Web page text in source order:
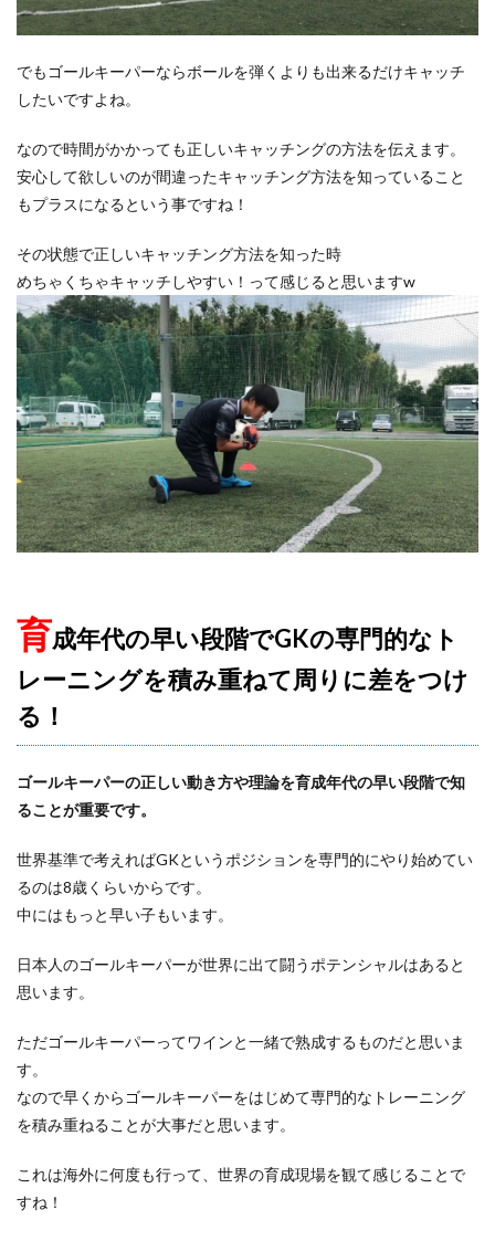
でもゴールキーパーならボールを弾くよりも出来るだけキャッチ
したいですよね。
なので時間がかかっても正しいキャッチングの方法を伝えます。
安心して欲しいのが間違ったキャッチング方法を知っていること
もプラスになるという事ですね！
その状態で正しいキャッチング方法を知った時
めちゃくちゃキャッチしやすい！って感じると思いますw
育成年代の早い段階でGKの専門的なト
レーニングを積み重ねて周りに差をつけ
る！
ゴールキーパーの正しい動き方や理論を育成年代の早い段階で知
ることが重要です。
世界基準で考えればGKというポジションを専門的にやり始めてい
るのは8歳くらいからです。
中にはもっと早い子もいます。
日本人のゴールキーパーが世界に出て闘うポテンシャルはあると
思います。
ただゴールキーパーってワインと一緒で熟成するものだと思いま
す。
なので早くからゴールキーパーをはじめて専門的なトレーニング
を積み重ねることが大事だと思います。
これは海外に何度も行って、世界の育成現場を観て感じることで
すね！